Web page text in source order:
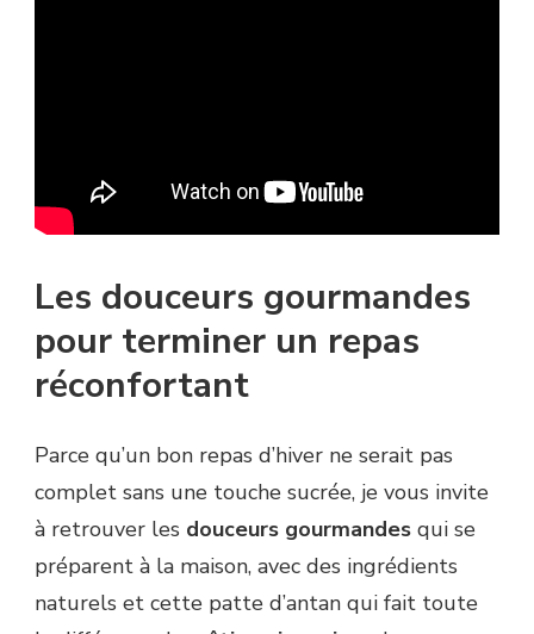
Les douceurs gourmandes
pour terminer un repas
réconfortant
Parce qu’un bon repas d’hiver ne serait pas
complet sans une touche sucrée, je vous invite
à retrouver les douceurs gourmandes qui se
préparent à la maison, avec des ingrédients
naturels et cette patte d’antan qui fait toute